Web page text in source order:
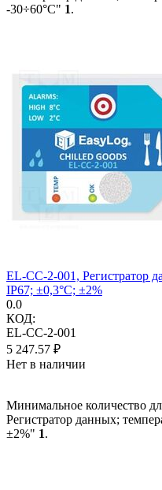
-30÷60°C" 1.
EL-CC-2-001, Регистратор
IP67; ±0,3°C; ±2%
0.0
КОД:
EL-CC-2-001
5 247.57 ₽
Нет в наличии
Минимальное количество
Регистратор данных;
±2%" 1.